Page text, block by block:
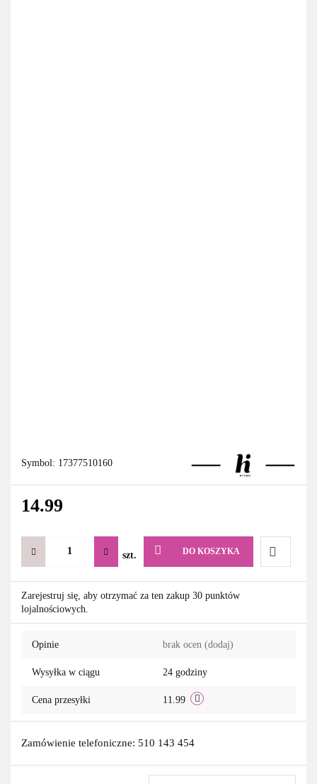
Symbol: 17377510160
14.99
szt. DO KOSZYKA
Do
Zarejestruj się, aby otrzymać za ten zakup 30 punktów
lojalnościowych.
Opinie brak ocen (dodaj)
Wysyłka w ciągu 24 godziny
Cena przesyłki 11.99
Zamówienie telefoniczne: 510 143 454